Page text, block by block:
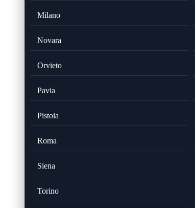
Milano
Novara
Orvieto
Pavia
Pistoia
Roma
Siena
Torino